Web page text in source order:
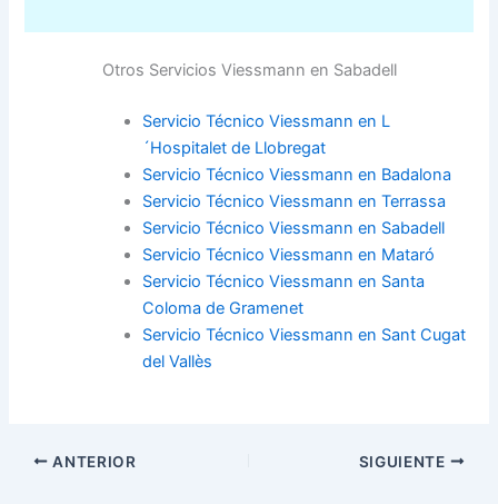
Otros Servicios Viessmann en Sabadell
Servicio Técnico Viessmann en L
´Hospitalet de Llobregat
Servicio Técnico Viessmann en Badalona
Servicio Técnico Viessmann en Terrassa
Servicio Técnico Viessmann en Sabadell
Servicio Técnico Viessmann en Mataró
Servicio Técnico Viessmann en Santa
Coloma de Gramenet
Servicio Técnico Viessmann en Sant Cugat
del Vallès
ANTERIOR SIGUIENTE